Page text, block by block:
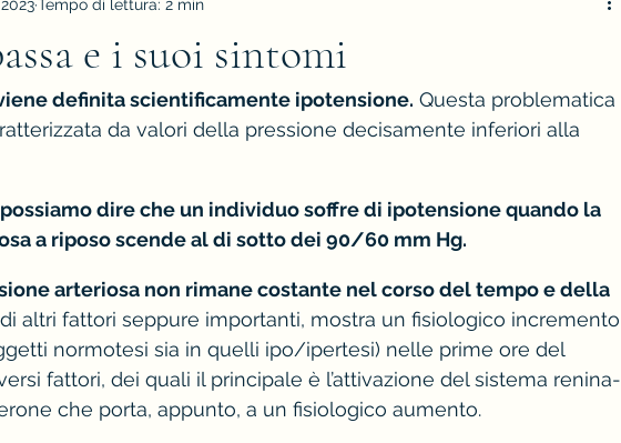
e i suoi sintomi
Tempo di lettura: 2 min
definita scientificamente ipotensione. Questa problematica
da valori della pressione decisamente inferiori alla
dire che un individuo soffre di ipotensione quando la
a riposo scende al di sotto dei 90/60 mm Hg.
arteriosa non rimane costante nel corso del tempo e della
altri fattori seppure importanti, mostra un fisiologico incremento
normotesi sia in quelli ipo/ipertesi) nelle prime ore del
fattori, dei quali il principale è l’attivazione del sistema renina-
che porta, appunto, a un fisiologico aumento.